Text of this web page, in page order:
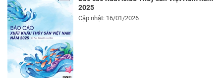
2025
Cập nhật: 16/01/2026